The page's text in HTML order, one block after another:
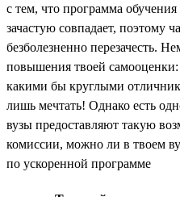
с тем, что программа
зачастую совпадает, поэтому
безболезненно перезачесть.
повышения твоей
какими бы круглыми
лишь мечтать! Однако есть
вузы предоставляют такую
комиссии, можно ли в твоем
по ускоренной программе